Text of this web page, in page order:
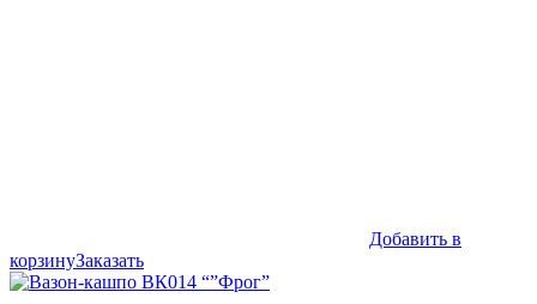
Добавить в
корзинуЗаказать